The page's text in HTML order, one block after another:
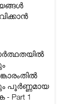
പൂർണ്ണമായ
Part 1